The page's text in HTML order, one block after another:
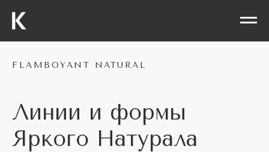
FLAMBOYANT NATURAL
Линии и формы
Яркого Натурала